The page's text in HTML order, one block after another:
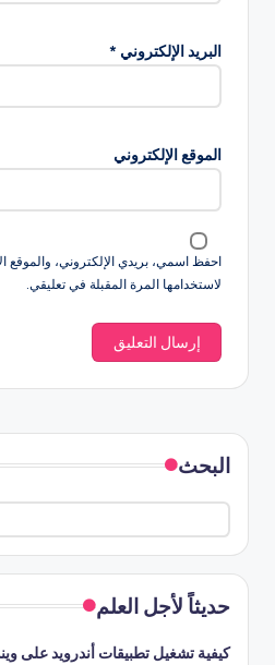
البريد الإلكتروني *
الموقع الإلكتروني
احفظ اسمي، بريدي الإلكتروني، والموقع
لاستخدامها المرة المقبلة في تعليقي.
البحث
حديثاً لأجل العلم
كيفية تشغيل تطبيقات أندرويد على ويندوز 11 بدون